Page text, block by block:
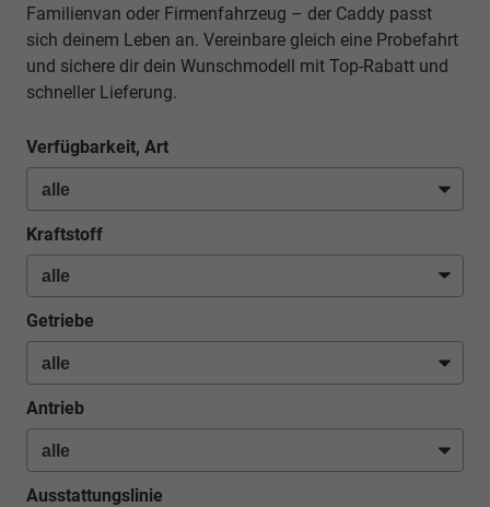
Familienvan oder Firmenfahrzeug – der Caddy passt
sich deinem Leben an. Vereinbare gleich eine Probefahrt
und sichere dir dein Wunschmodell mit Top-Rabatt und
schneller Lieferung.
Verfügbarkeit, Art
Kraftstoff
Getriebe
Antrieb
Ausstattungslinie